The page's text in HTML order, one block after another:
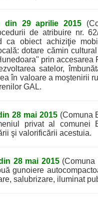
din 29 aprilie 2015
de atribuire nr.
ca obiect achiziţie
dotare cămin
prin
satelor,
în valoare a moştenirii
GAL.
28 mai 2015(Comuna
privat al comunei
şi valorificării acestuia.
28 mai 2015(Comuna
gunoiere
salubrizare, iluminat